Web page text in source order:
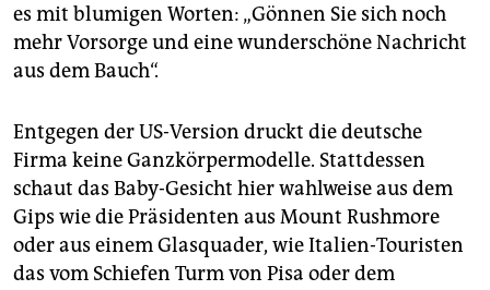
es mit blumigen Worten: „Gönnen Sie sich noch
mehr Vorsorge und eine wunderschöne Nachricht
aus dem Bauch“.
Entgegen der US-Version druckt die deutsche
Firma keine Ganzkörpermodelle. Stattdessen
schaut das Baby-Gesicht hier wahlweise aus dem
Gips wie die Präsidenten aus Mount Rushmore
oder aus einem Glasquader, wie Italien-Touristen
das vom Schiefen Turm von Pisa oder dem